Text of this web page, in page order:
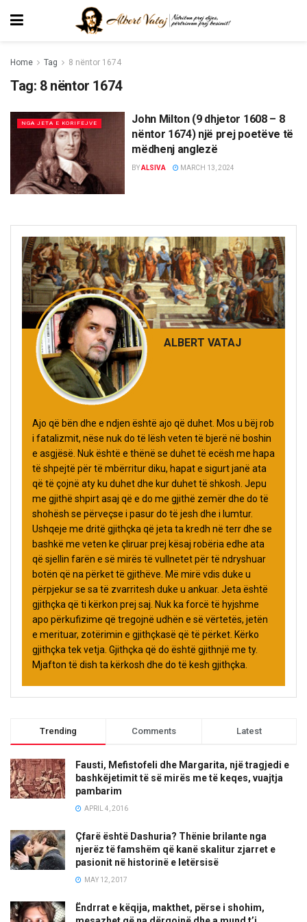
Home Tag 8 nëntor 1674
Tag: 8 nëntor 1674
NGA JETA E KORIFEJVE
John Milton (9 dhjetor 1608 – 8
nëntor 1674) një prej poetëve të
mëdhenj anglezë
BYALSIVA MARCH 13, 2024
ALBERT VATAJ
Ajo që bën dhe e ndjen është ajo që duhet. Mos u bëj rob
i fatalizmit, nëse nuk do të lësh veten të bjerë në boshin
e asgjësë. Nuk është e thënë se duhet të ecësh me hapa
të shpejtë për të mbërritur diku, hapat e sigurt janë ata
që të çojnë aty ku duhet dhe kur duhet të shkosh. Jepu
me gjithë shpirt asaj që e do me gjithë zemër dhe do të
shohësh se përveçse i pasur do të jesh dhe i lumtur.
Ushqeje me dritë gjithçka që jeta ta kredh në terr dhe se
bashkë me veten ke çliruar prej kësaj robëria edhe ata
që sjellin farën e së mirës të vullnetet për të ndryshuar
botën që na përket të gjithëve. Më mirë vdis duke u
përpjekur se sa të zvarritesh duke u ankuar. Jeta është
gjithçka që ti kërkon prej saj. Nuk ka forcë të hyjshme
apo përkufizime që tregojnë udhën e së vërtetës, jetën
e merituar, zotërimin e gjithçkasë që të përket. Kërko
gjithçka tek vetja. Gjithçka që do është gjithnjë me ty.
Mjafton të dish ta kërkosh dhe do të kesh gjithçka.
Trending Comments Latest
Fausti, Mefistofeli dhe Margarita, një tragjedi e
bashkëjetimit të së mirës me të keqes, vuajtja
pambarim
APRIL 4, 2016
Çfarë është Dashuria? Thënie brilante nga
njerëz të famshëm që kanë skalitur zjarret e
pasionit në historinë e letërsisë
MAY 12, 2017
Ëndrrat e këqija, makthet, përse i shohim,